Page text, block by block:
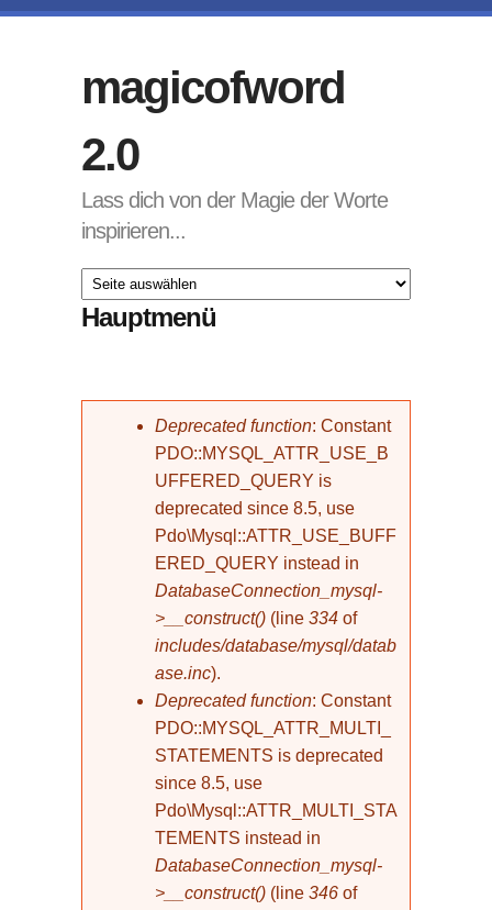
magicofword
2.0
Lass dich von der Magie der Worte
inspirieren...
Hauptmenü
Fehlermeldung
Deprecated function: Constant
PDO::MYSQL_ATTR_USE_B
UFFERED_QUERY is
deprecated since 8.5, use
Pdo\Mysql::ATTR_USE_BUFF
ERED_QUERY instead in
DatabaseConnection_mysql-
>__construct() (line 334 of
includes/database/mysql/datab
ase.inc).
Deprecated function: Constant
PDO::MYSQL_ATTR_MULTI_
STATEMENTS is deprecated
since 8.5, use
Pdo\Mysql::ATTR_MULTI_STA
TEMENTS instead in
DatabaseConnection_mysql-
>__construct() (line 346 of